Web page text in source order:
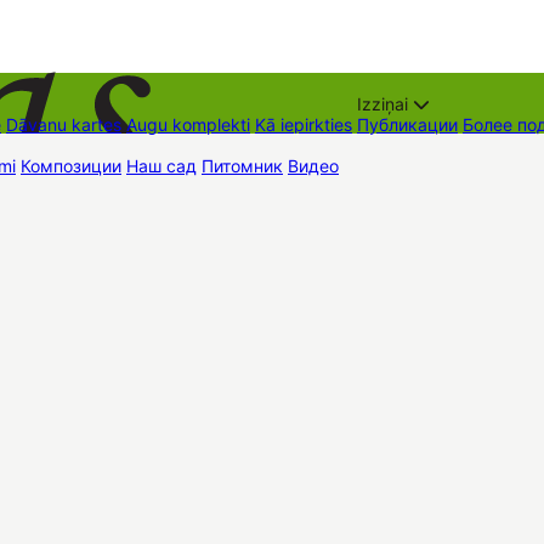
Dāvanu kartes Augu komplekti Kā iepirkties
Izziņai
Публикации Более
Композиции Наш сад Питомник Видео